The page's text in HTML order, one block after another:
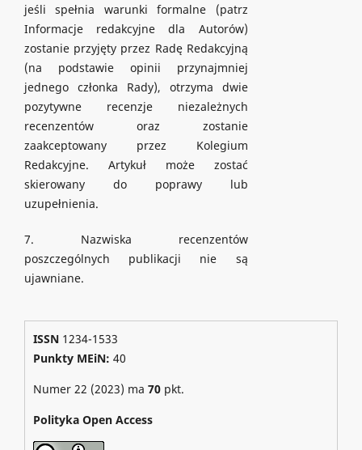
jeśli spełnia warunki formalne (patrz
Informacje redakcyjne dla Autorów)
zostanie przyjęty przez Radę Redakcyjną
(na podstawie opinii przynajmniej
jednego członka Rady), otrzyma dwie
pozytywne recenzje niezależnych
recenzentów oraz zostanie
zaakceptowany przez Kolegium
Redakcyjne. Artykuł może zostać
skierowany do poprawy lub
uzupełnienia.
7. Nazwiska recenzentów
poszczególnych publikacji nie są
ujawniane.
ISSN 1234-1533
Punkty MEiN: 40
Numer 22 (2023) ma 70pkt.
Polityka Open Access